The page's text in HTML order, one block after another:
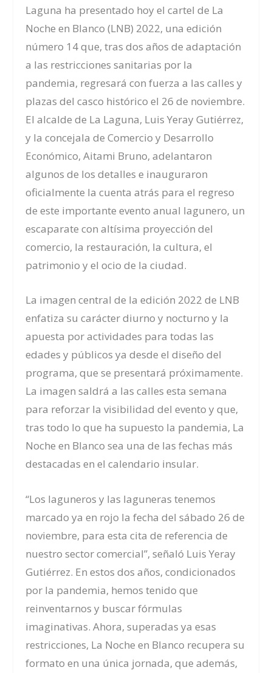
Laguna ha presentado hoy el cartel de La
Noche en Blanco (LNB) 2022, una edición
número 14 que, tras dos años de adaptación
a las restricciones sanitarias por la
pandemia, regresará con fuerza a las calles y
plazas del casco histórico el 26 de noviembre.
El alcalde de La Laguna, Luis Yeray Gutiérrez,
y la concejala de Comercio y Desarrollo
Económico, Aitami Bruno, adelantaron
algunos de los detalles e inauguraron
oficialmente la cuenta atrás para el regreso
de este importante evento anual lagunero, un
escaparate con altísima proyección del
comercio, la restauración, la cultura, el
patrimonio y el ocio de la ciudad.
La imagen central de la edición 2022 de LNB
enfatiza su carácter diurno y nocturno y la
apuesta por actividades para todas las
edades y públicos ya desde el diseño del
programa, que se presentará próximamente.
La imagen saldrá a las calles esta semana
para reforzar la visibilidad del evento y que,
tras todo lo que ha supuesto la pandemia, La
Noche en Blanco sea una de las fechas más
destacadas en el calendario insular.
“Los laguneros y las laguneras tenemos
marcado ya en rojo la fecha del sábado 26 de
noviembre, para esta cita de referencia de
nuestro sector comercial”, señaló Luis Yeray
Gutiérrez. En estos dos años, condicionados
por la pandemia, hemos tenido que
reinventarnos y buscar fórmulas
imaginativas. Ahora, superadas ya esas
restricciones, La Noche en Blanco recupera su
formato en una única jornada, que además,